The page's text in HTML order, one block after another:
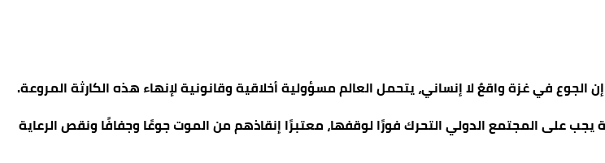
الجوع في غزة واقعٌ لا إنساني، يتحمل العالم مسؤولية أخلاقية وقانونية لإنهاء هذه الكارثة المروعة.
تجويع 2.3 مليون فلسطيني بأنه جريمة يجب على المجتمع الدولي التحرك فورًا لوقفها، معتبرًا إنقاذهم من الموت جوعًا وجفافًا ونقص الرعاية